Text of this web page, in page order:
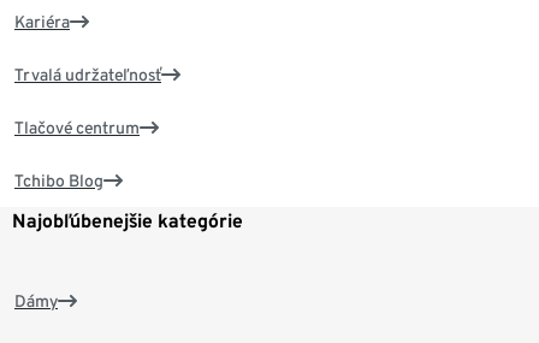
Kariéra
Trvalá udržateľnosť
Tlačové centrum
Tchibo Blog
Najobľúbenejšie kategórie
Dámy